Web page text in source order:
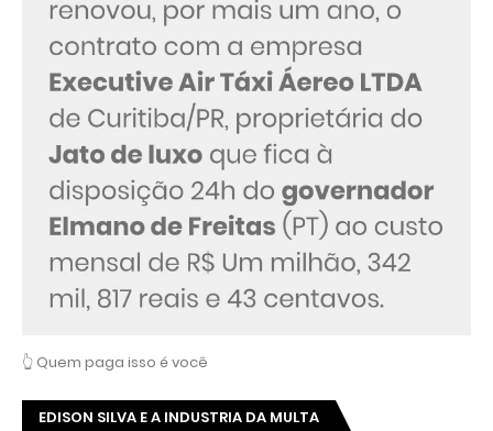
👆 Quem paga isso é você
EDISON SILVA E A INDUSTRIA DA MULTA